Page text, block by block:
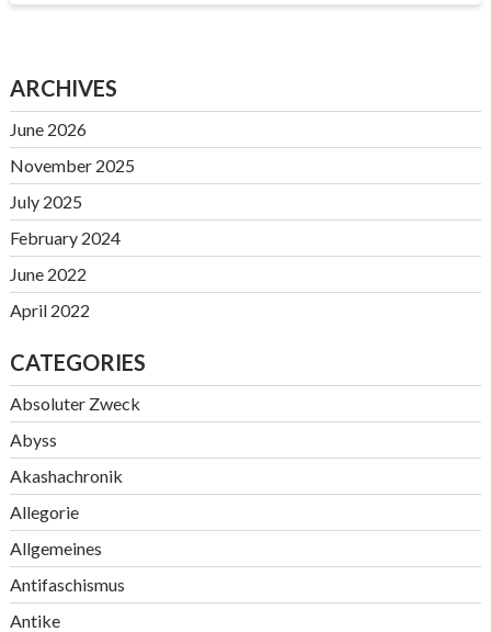
ARCHIVES
June 2026
November 2025
July 2025
February 2024
June 2022
April 2022
CATEGORIES
Absoluter Zweck
Abyss
Akashachronik
Allegorie
Allgemeines
Antifaschismus
Antike